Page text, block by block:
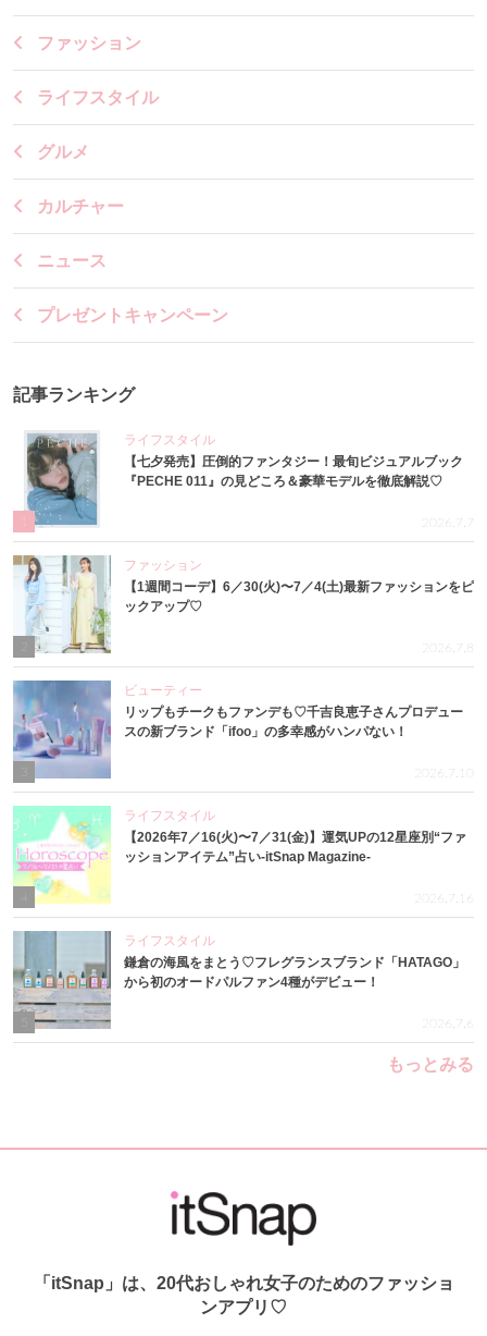
ファッション
ライフスタイル
グルメ
カルチャー
ニュース
プレゼントキャンペーン
記事ランキング
ライフスタイル
【七夕発売】圧倒的ファンタジー！最旬ビジュアルブック
『PECHE 011』の見どころ＆豪華モデルを徹底解説♡
2026.7.7
ファッション
【1週間コーデ】6／30(火)〜7／4(土)最新ファッションをピ
ックアップ♡
2026.7.8
3
ビューティー
リップもチークもファンデも♡千吉良恵子さんプロデュー
スの新ブランド「ifoo」の多幸感がハンパない！
2026.7.10
4
ライフスタイル
【2026年7／16(火)〜7／31(金)】運気UPの12星座別“ファ
ッションアイテム”占い-itSnap Magazine-
2026.7.16
ライフスタイル
鎌倉の海風をまとう♡フレグランスブランド「HATAGO」
から初のオードパルファン4種がデビュー！
2026.7.6
もっとみる
「itSnap」は、20代おしゃれ女子のためのファッショ
ンアプリ♡